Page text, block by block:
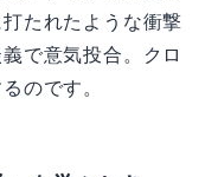
たれたような衝撃
で意気投合。クロ
のです。